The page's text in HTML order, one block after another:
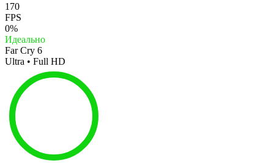
170
FPS
0%
Идеально
Far Cry 6
Ultra • Full HD